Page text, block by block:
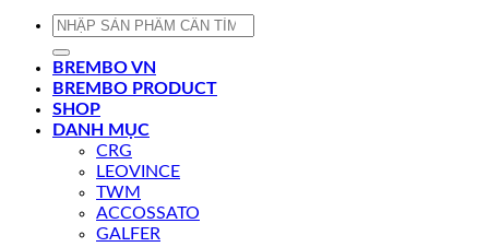
Tìm
BREMBO VN
BREMBO PRODUCT
SHOP
DANH MỤC
CRG
LEOVINCE
TWM
ACCOSSATO
GALFER